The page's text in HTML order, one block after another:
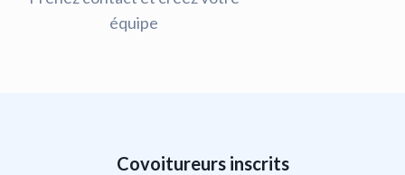
équipe
Covoitureurs inscrits